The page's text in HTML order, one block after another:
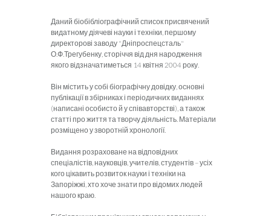
Даний біобібліографічний список присвячений
видатному діячеві науки і техніки, першому
директорові заводу "Дніпроспецсталь"
О.Ф.Трегубенку, сторіччя від дня народження
якого відзначатиметься 14 квітня 2004 року.
Він містить у собі біографічну довідку, основні
публікації в збірниках і періодичних виданнях
(написані особисто й у співавторстві), а також
статті про життя та творчу діяльність. Матеріали
розміщено у зворотній хронології.
Видання розраховане на відповідних
спеціалістів, науковців, учителів, студентів – усіх
кого цікавить розвиток науки і техніки на
Запоріжжі, хто хоче знати про відомих людей
нашого краю.